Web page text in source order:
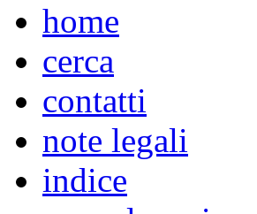
home
cerca
contatti
note legali
indice